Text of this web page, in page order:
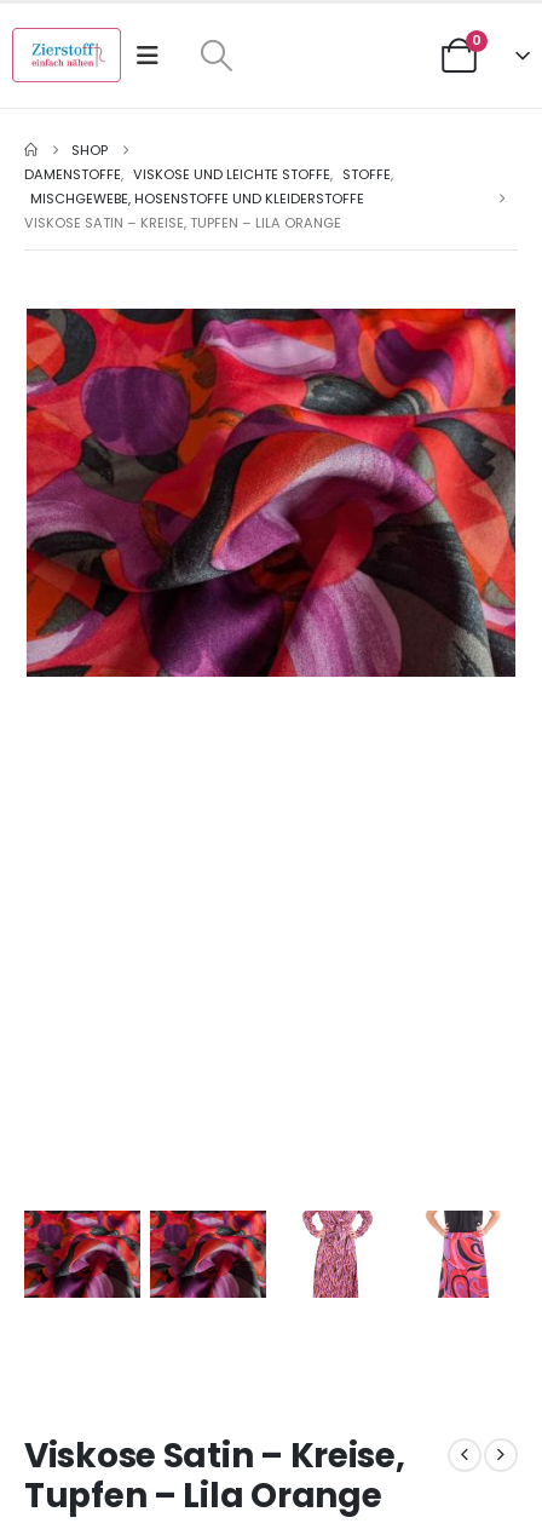
0
SHOP
DAMENSTOFFE, VISKOSE UND LEICHTE STOFFE, STOFFE,
MISCHGEWEBE, HOSENSTOFFE UND KLEIDERSTOFFE
VISKOSE SATIN – KREISE, TUPFEN – LILA ORANGE
Viskose Satin – Kreise,
Tupfen – Lila Orange